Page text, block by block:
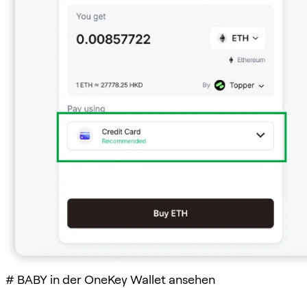
# BABY in der OneKey Wallet ansehen